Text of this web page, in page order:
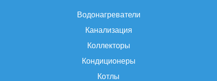
Водонагреватели
Канализация
Коллекторы
Кондиционеры
Котлы